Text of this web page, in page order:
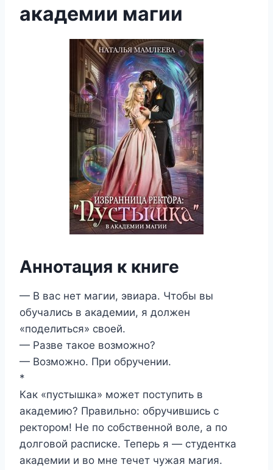
академии магии
Аннотация к книге
— В вас нет магии, эвиара. Чтобы вы
обучались в академии, я должен
«поделиться» своей.
— Разве такое возможно?
— Возможно. При обручении.
*
Как «пустышка» может поступить в
академию? Правильно: обручившись с
ректором! Не по собственной воле, а по
долговой расписке. Теперь я — студентка
академии и во мне течет чужая магия.